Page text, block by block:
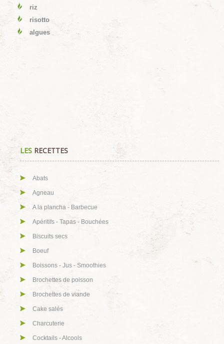
riz
risotto
algues
LES RECETTES
Abats
Agneau
A la plancha - Barbecue
Apéritifs - Tapas - Bouchées
Biscuits secs
Boeuf
Boissons - Jus - Smoothies
Brochettes de poisson
Brochettes de viande
Cake salés
Charcuterie
Cocktails - Alcools